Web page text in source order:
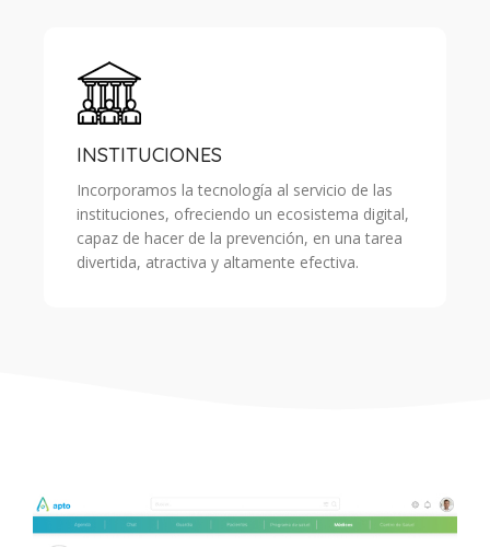
INSTITUCIONES
Incorporamos la tecnología al servicio de las
instituciones, ofreciendo un ecosistema digital,
capaz de hacer de la prevención, en una tarea
divertida, atractiva y altamente efectiva.